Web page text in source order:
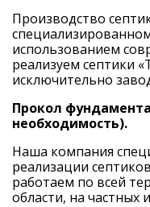
Производство
использованием
реализуем септики
исключительно
Прокол
необходимость).
Наша компания
реализации
работаем по всей
области, на частных